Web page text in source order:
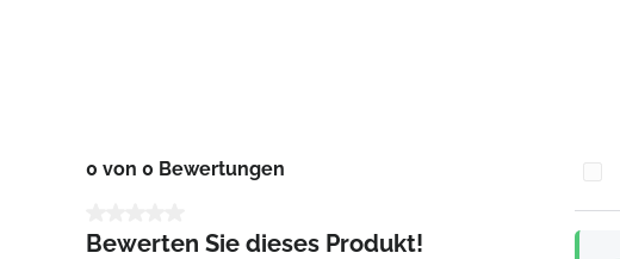
0 von 0 Bewertungen
Bewerten Sie dieses Produkt!